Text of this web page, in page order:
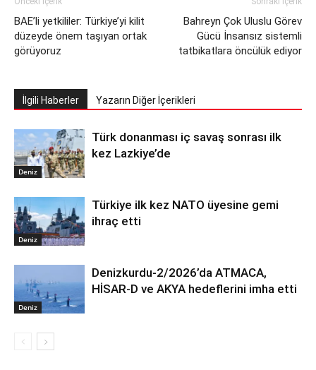
BAE’li yetkililer: Türkiye’yi kilit
düzeyde önem taşıyan ortak
görüyoruz
Bahreyn Çok Uluslu Görev
Gücü İnsansız sistemli
tatbikatlara öncülük ediyor
İlgili Haberler Yazarın Diğer İçerikleri
Deniz
Türk donanması iç savaş sonrası ilk
kez Lazkiye’de
Deniz
Türkiye ilk kez NATO üyesine gemi
ihraç etti
Deniz
Denizkurdu-2/2026’da ATMACA,
HİSAR-D ve AKYA hedeflerini imha etti